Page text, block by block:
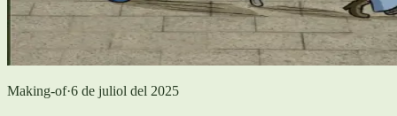
Making-of·6 de juliol del 2025